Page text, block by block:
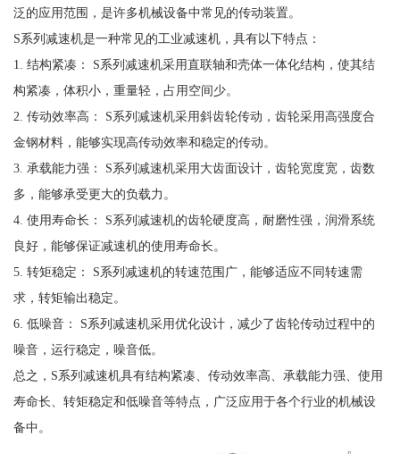
泛的应用范围，是许多机械设备中常见的传动装置。
S系列减速机是一种常见的工业减速机，具有以下特点：
1. 结构紧凑： S系列减速机采用直联轴和壳体一体化结构，使其结
构紧凑，体积小，重量轻，占用空间少。
2. 传动效率高： S系列减速机采用斜齿轮传动，齿轮采用高强度合
金钢材料，能够实现高传动效率和稳定的传动。
3. 承载能力强： S系列减速机采用大齿面设计，齿轮宽度宽，齿数
多，能够承受更大的负载力。
4. 使用寿命长： S系列减速机的齿轮硬度高，耐磨性强，润滑系统
良好，能够保证减速机的使用寿命长。
5. 转矩稳定： S系列减速机的转速范围广，能够适应不同转速需
求，转矩输出稳定。
6. 低噪音： S系列减速机采用优化设计，减少了齿轮传动过程中的
噪音，运行稳定，噪音低。
总之，S系列减速机具有结构紧凑、传动效率高、承载能力强、使用
寿命长、转矩稳定和低噪音等特点，广泛应用于各个行业的机械设
备中。